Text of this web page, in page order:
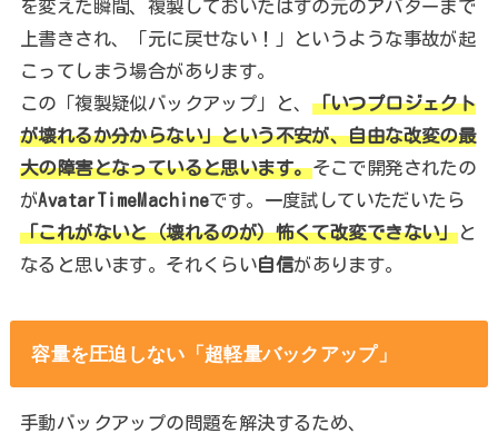
を変えた瞬間、複製しておいたはずの元のアバターまで
上書きされ、「元に戻せない！」というような事故が起
こってしまう場合があります。
この「複製疑似バックアップ」と、 「いつプロジェクト
が壊れるか分からない」という不安が、自由な改変の最
大の障害となっていると思います。そこで開発されたの
がAvatarTimeMachineです。一度試していただいたら
「これがないと（壊れるのが）怖くて改変できない」と
なると思います。それくらい自信があります。
容量を圧迫しない「超軽量バックアップ」
手動バックアップの問題を解決するため、